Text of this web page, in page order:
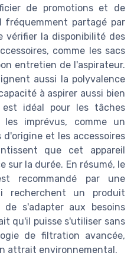
de promotions et de
fréquemment partagé par
vérifier la disponibilité des
comme les sacs
entretien de l'aspirateur.
aussi la polyvalence
à aspirer aussi bien
idéal pour les tâches
les imprévus, comme un
et les accessoires
que cet appareil
la durée. En résumé, le
recommandé par une
recherchent un produit
s'adapter aux besoins
qu'il puisse s'utiliser sans
de filtration avancée,
attrait environnemental.